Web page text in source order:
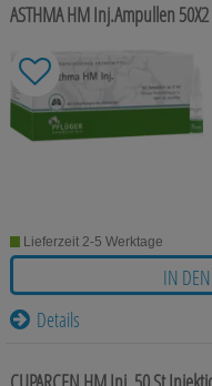
Raucherentwöhnung
Gesundheit & Fitness
Kosmetika & Parfümerieartikel
Tablettenspender &
Bonbons
ASTHMA HM Inj.Ampullen
Lieferzeit 2-5 Werktage
IN
Details